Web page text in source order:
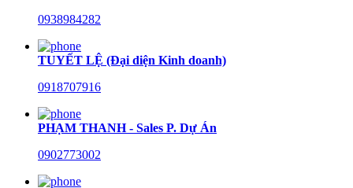
0938984282
TUYẾT LỆ (Đại diện Kinh doanh)
0918707916
PHẠM THANH - Sales P. Dự Án
0902773002